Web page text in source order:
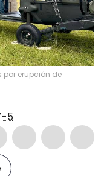
por erupción de
5